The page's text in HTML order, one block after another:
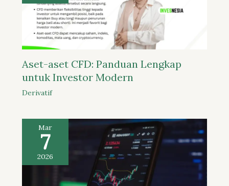
Aset-aset CFD: Panduan Lengkap
untuk Investor Modern
Derivatif
Mar
7
2026